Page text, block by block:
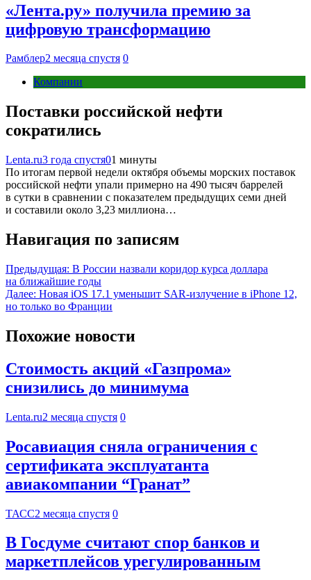
«Лента.ру» получила премию за
цифровую трансформацию
Рамблер2 месяца спустя 0
Компании
Поставки российской нефти
сократились
Lenta.ru3 года спустя01 минуты
По итогам первой недели октября объемы морских поставок
российской нефти упали примерно на 490 тысяч баррелей
в сутки в сравнении с показателем предыдущих семи дней
и составили около 3,23 миллиона…
Навигация по записям
Предыдущая: В России назвали коридор курса доллара
на ближайшие годы
Далее: Новая iOS 17.1 уменьшит SAR-излучение в iPhone 12,
но только во Франции
Похожие новости
Стоимость акций «Газпрома»
снизились до минимума
Lenta.ru2 месяца спустя 0
Росавиация сняла ограничения с
сертификата эксплуатанта
авиакомпании “Гранат”
ТАСС2 месяца спустя 0
В Госдуме считают спор банков и
маркетплейсов урегулированным